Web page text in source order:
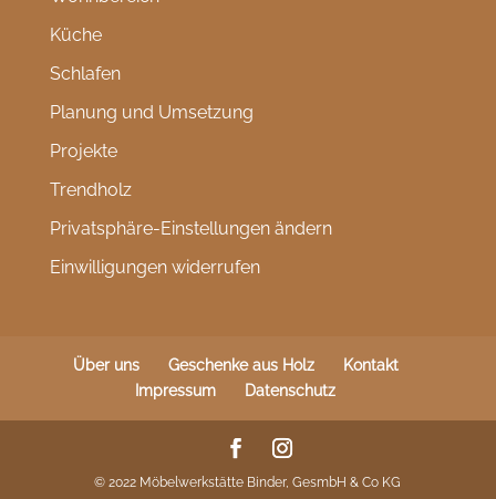
Küche
Schlafen
Planung und Umsetzung
Projekte
Trendholz
Privatsphäre-Einstellungen ändern
Einwilligungen widerrufen
Über uns Geschenke aus Holz
Kontakt
Impressum
Datenschutz
© 2022 Möbelwerkstätte Binder, GesmbH & Co KG